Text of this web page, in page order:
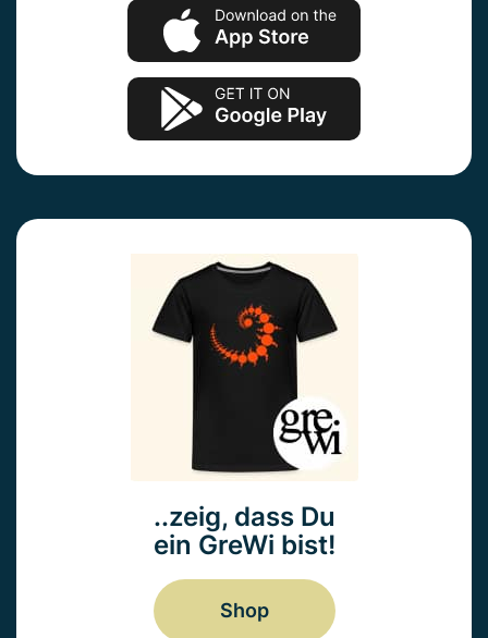
..zeig, dass Du
ein GreWi bist!
Shop